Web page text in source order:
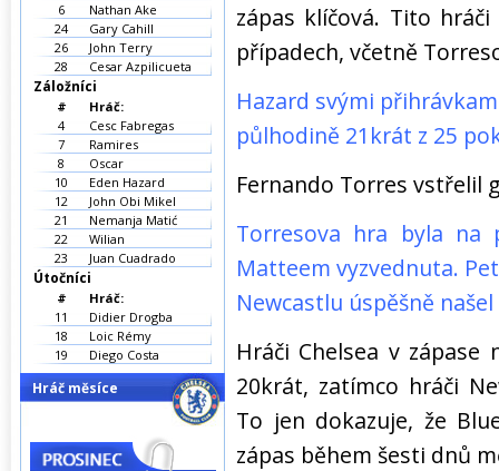
zápas klíčová. Tito
případech, včetně
Hazard svými
půlhodině 21krát z 25
Fernando Torres vstřelil
Torresova hra byla na
Matteem vyzvednuta.
Newcastlu úspěšně
Hráči Chelsea v zápase
20krát, zatímco hráči
To jen dokazuje, že
zápas během šesti dnů
6
Nathan Ake
24
Gary Cahill
26
John Terry
28
Cesar Azpilicueta
Záložníci
#
Hráč:
4
Cesc Fabregas
7
Ramires
8
Oscar
10
Eden Hazard
12
John Obi Mikel
21
Nemanja Matić
22
Wilian
23
Juan Cuadrado
Útočníci
#
Hráč:
11
Didier Drogba
18
Loic Rémy
19
Diego Costa
Hráč měsíce